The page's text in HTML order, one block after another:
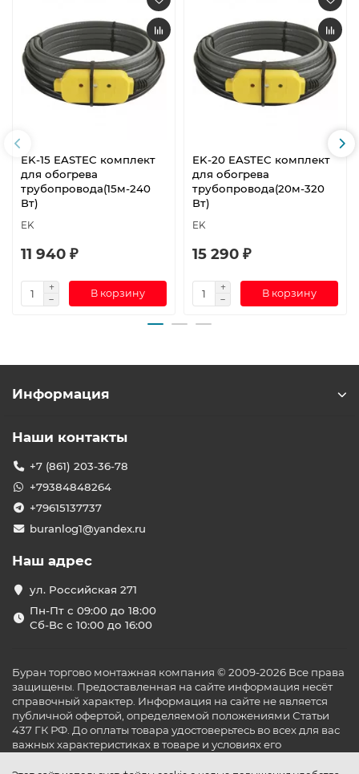
EK-15 EASTEC комплект
для обогрева
трубопровода(15м-240
Вт)
EK
11 940 ₽
В корзину
EK-20 EASTEC комплект
для обогрева
трубопровода(20м-320
Вт)
EK
15 290 ₽
В корзину
Информация
Наши контакты
+7 (861) 203-36-78
+79384848264
+79615137737
buranlog1@yandex.ru
Наш адрес
ул. Российская 271
Пн-Пт с 09:00 до 18:00
Сб-Вс с 10:00 до 16:00
Буран торгово монтажная компания © 2009-2026 Все права
защищены. Предоставленная на сайте информация несёт
справочный характер. Информация на сайте не является
публичной офертой, определяемой положениями Статьи
437 ГК РФ. До оплаты товара удостоверьтесь во всех для вас
важных характеристиках в товаре и условиях его